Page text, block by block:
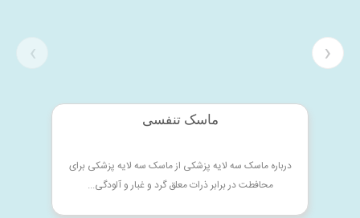
ماسک تنفسی
درباره ماسک سه لایه پزشکی از ماسک سه لایه پزشکی برای
محافطت در برابر ذرات معلق گرد و غبار و آلودگی...
‹ ›